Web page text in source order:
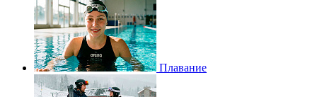
Плавание